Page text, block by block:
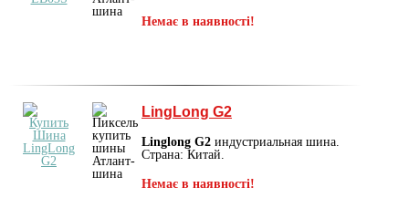
Немає в наявності!
LingLong G2
Linglong G2 индустриальная шина.
Страна: Китай.
Немає в наявності!